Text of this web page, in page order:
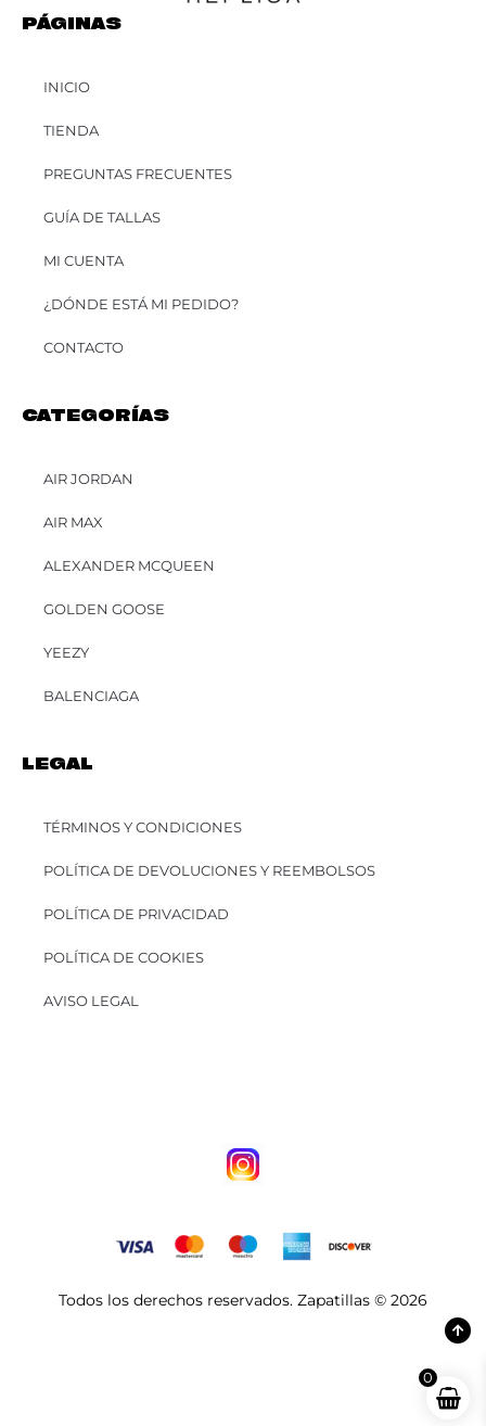
PÁGINAS
INICIO
TIENDA
PREGUNTAS FRECUENTES
GUÍA DE TALLAS
MI CUENTA
¿DÓNDE ESTÁ MI PEDIDO?
CONTACTO
CATEGORÍAS
AIR JORDAN
AIR MAX
ALEXANDER MCQUEEN
GOLDEN GOOSE
YEEZY
BALENCIAGA
LEGAL
TÉRMINOS Y CONDICIONES
POLÍTICA DE DEVOLUCIONES Y REEMBOLSOS
POLÍTICA DE PRIVACIDAD
POLÍTICA DE COOKIES
AVISO LEGAL
Todos los derechos reservados. Zapatillas © 2026
0